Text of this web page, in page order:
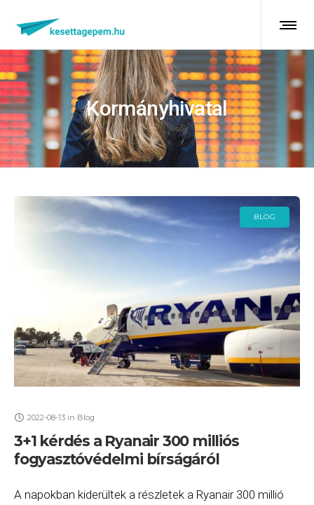
Kormányhivatal
BLOG
2022-08-13 in Blog
3+1 kérdés a Ryanair 300 milliós
fogyasztóvédelmi bírságáról
A napokban kiderültek a részletek a Ryanair 300 millió